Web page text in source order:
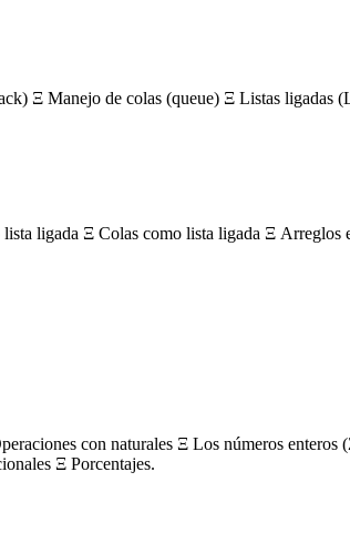
Ξ Manejo de colas (queue) Ξ Listas
ligada Ξ Colas como lista ligada Ξ
con naturales Ξ Los números
Ξ Porcentajes.